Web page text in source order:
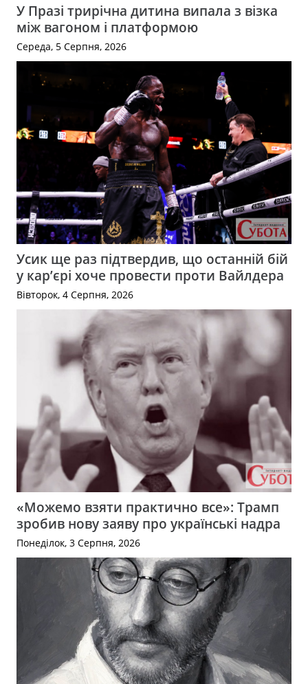
У Празі трирічна дитина випала з візка
між вагоном і платформою
Середа, 5 Серпня, 2026
Усик ще раз підтвердив, що останній бій
у кар’єрі хоче провести проти Вайлдера
Вівторок, 4 Серпня, 2026
«Можемо взяти практично все»: Трамп
зробив нову заяву про українські надра
Понеділок, 3 Серпня, 2026